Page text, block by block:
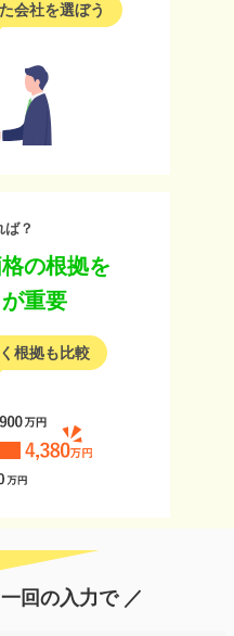
会社を選ぼう
ば？
の根拠を
重要
根拠も比較
回の入力で ／